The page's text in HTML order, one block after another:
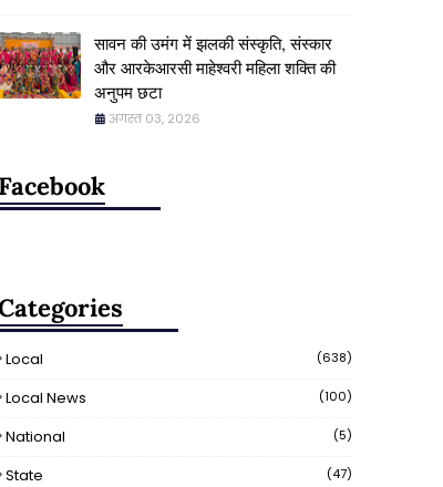
सावन की उमंग में झलकी संस्कृति, संस्कार
और आरकेआरसी माहेश्वरी महिला शक्ति की
अनुपम छटा
अगस्त 03, 2026
Facebook
Local (638)
Local News (100)
National (5)
State (47)